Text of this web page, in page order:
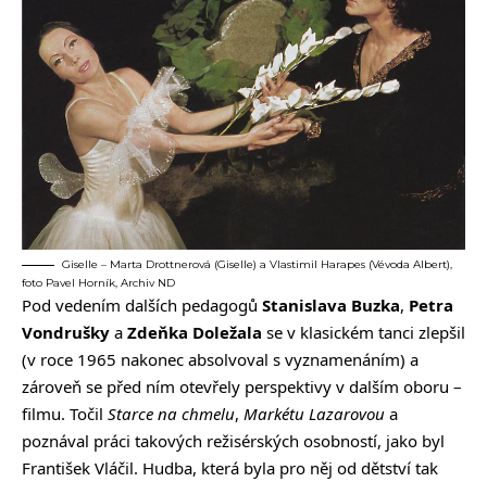
Giselle – Marta Drottnerová (Giselle) a Vlastimil Harapes (Vévoda Albert),
foto Pavel Horník, Archiv ND
Pod vedením dalších pedagogů Stanislava Buzka, Petra
Vondrušky a Zdeňka Doležala se v klasickém tanci zlepšil
(v roce 1965 nakonec absolvoval s vyznamenáním) a
zároveň se před ním otevřely perspektivy v dalším oboru –
filmu. Točil Starce na chmelu, Markétu Lazarovou a
poznával práci takových režisérských osobností, jako byl
František Vláčil. Hudba, která byla pro něj od dětství tak